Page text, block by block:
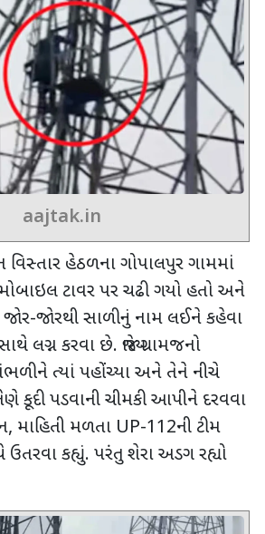
aajtak.in
વિસ્તાર હેઠળના ગોપાલપુર ગામમાં
મોબાઇલ ટાવર પર ચઢી ગયો હતો અને
જોર-જોરથી સાળીનું નામ લઈને કહેવા
લગ્ન કરવા છે. જ્યારે ગ્રામજનો
ત્યાં પહોંચ્યા અને તેને નીચે
કૂદી પડવાની ચીમકી આપીને દરવવા
, માહિતી મળતા UP-112ની ટીમ
કહ્યું. પરંતુશેરા અડગ રહ્યો